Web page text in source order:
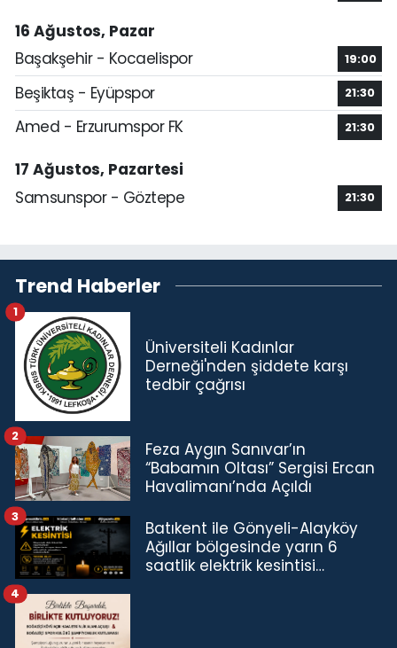
16 Ağustos, Pazar
Başakşehir - Kocaelispor
19:00
Beşiktaş - Eyüpspor 21:30
Amed - Erzurumspor FK 21:30
17 Ağustos, Pazartesi
Samsunspor - Göztepe
21:30
Trend Haberler
Üniversiteli Kadınlar
Derneği'nden şiddete karşı
tedbir çağrısı
1
Feza Aygın Sanıvar’ın
“Babamın Oltası” Sergisi Ercan
Havalimanı’nda Açıldı
2
Batıkent ile Gönyeli-Alayköy
Ağıllar bölgesinde yarın 6
saatlik elektrik kesintisi…
3
4